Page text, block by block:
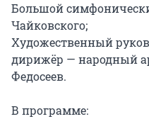
Большой
Чайковского;
Художественный
дирижёр — народный
Федосеев.
В программе: